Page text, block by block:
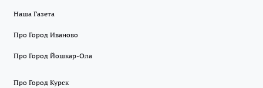
Наша Газета
Про Город Иваново
Про Город Йошкар-Ола
Про Город Курск